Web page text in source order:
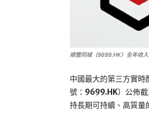
順豐同城（9699.HK）全年收
中國最大的第三方實時
號： 9699.HK）公佈
持長期可持續、高質量